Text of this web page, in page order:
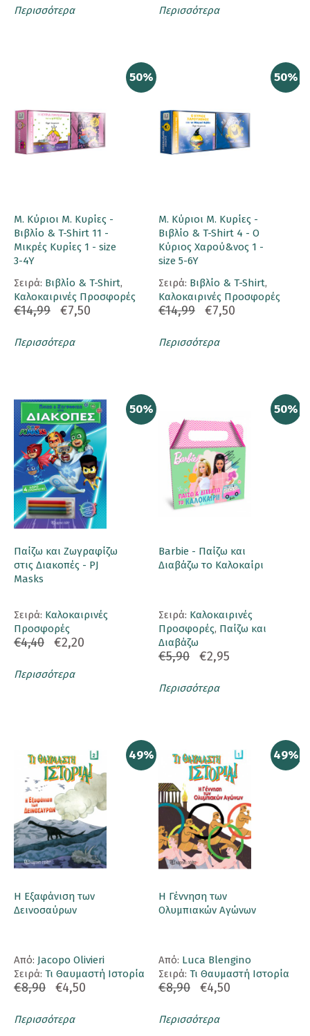
Περισσότερα Περισσότερα
50%
Μ. Κύριοι Μ. Κυρίες -
Βιβλίο & T-Shirt 11 -
Μικρές Κυρίες 1 - size
3-4Y
Σειρά: Βιβλίο & T-Shirt,
Καλοκαιρινές Προσφορές
€14,99 €7,50
Περισσότερα
50%
Μ. Κύριοι Μ. Κυρίες -
Βιβλίο & T-Shirt 4 - Ο
Κύριος Χαρού&νος 1 -
size 5-6Y
Σειρά: Βιβλίο & T-Shirt,
Καλοκαιρινές Προσφορές
€14,99 €7,50
Περισσότερα
50%
Παίζω και Ζωγραφίζω
στις Διακοπές - PJ
Masks
Σειρά: Καλοκαιρινές
Προσφορές
€4,40 €2,20
Περισσότερα
50%
Barbie - Παίζω και
Διαβάζω το Καλοκαίρι
Σειρά: Καλοκαιρινές
Προσφορές, Παίζω και
Διαβάζω
€5,90 €2,95
Περισσότερα
49%
Η Εξαφάνιση των
Δεινοσαύρων
Aπό: Jacopo Olivieri
Σειρά: Τι Θαυμαστή Ιστορία
€8,90 €4,50
Περισσότερα
49%
Η Γέννηση των
Ολυμπιακών Αγώνων
Aπό: Luca Blengino
Σειρά: Τι Θαυμαστή Ιστορία
€8,90 €4,50
Περισσότερα